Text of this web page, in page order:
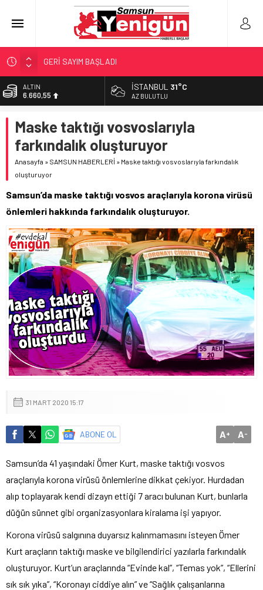
GERİ SAYIM BAŞLADI
SAMSUNSPOR’DA HEDEF 5’İNCİLİK!
‘BAFRA’YA YATIRIM YAPIN!’
YÖNETİCİ SEÇERKEN YAPILAN EN BÜYÜK HATALAR
ALTIN
6.660,55
13.779,39
DOLAR
47,7111
EURO
İSTANBUL 31°C
AZ BULUTLU
Maske taktığı vosvoslarıyla
farkındalık oluşturuyor
Anasayfa » SAMSUN HABERLERİ » Maske taktığı vosvoslarıyla farkındalık
oluşturuyor
Samsun’da maske taktığı vosvos araçlarıyla korona virüsü
önlemleri hakkında farkındalık oluşturuyor.
31 MART 2020 15:17
ABONE OL A+ A-
Samsun’da 41 yaşındaki Ömer Kurt, maske taktığı vosvos
araçlarıyla korona virüsü önlemlerine dikkat çekiyor. Hurdadan
alıp toplayarak kendi dizayn ettiği 7 aracı bulunan Kurt, bunlarla
düğün sünnet gibi organizasyonlara kiralama işi yapıyor.
Korona virüsü salgınına duyarsız kalınmamasını isteyen Ömer
Kurt araçların taktığı maske ve bilgilendirici yazılarla farkındalık
oluşturuyor. Kurt’un araçlarında “Evinde kal”, “Temas yok”, “Ellerini
sık sık yıka”, “Koronayı ciddiye alın” ve “Sağlık çalışanlarına